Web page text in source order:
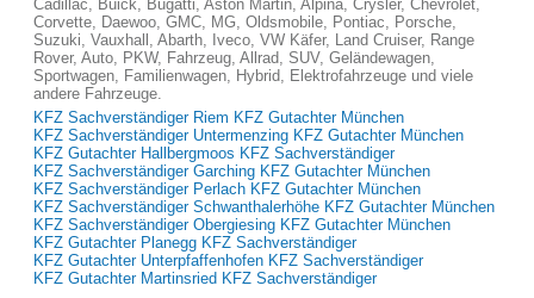
Cadillac, Buick, Bugatti, Aston Martin, Alpina, Crysler, Chevrolet,
Corvette, Daewoo, GMC, MG, Oldsmobile, Pontiac, Porsche,
Suzuki, Vauxhall, Abarth, Iveco, VW Käfer, Land Cruiser, Range
Rover, Auto, PKW, Fahrzeug, Allrad, SUV, Geländewagen,
Sportwagen, Familienwagen, Hybrid, Elektrofahrzeuge und viele
andere Fahrzeuge.
KFZ Sachverständiger Riem KFZ Gutachter München
KFZ Sachverständiger Untermenzing KFZ Gutachter München
KFZ Gutachter Hallbergmoos KFZ Sachverständiger
KFZ Sachverständiger Garching KFZ Gutachter München
KFZ Sachverständiger Perlach KFZ Gutachter München
KFZ Sachverständiger Schwanthalerhöhe KFZ Gutachter München
KFZ Sachverständiger Obergiesing KFZ Gutachter München
KFZ Gutachter Planegg KFZ Sachverständiger
KFZ Gutachter Unterpfaffenhofen KFZ Sachverständiger
KFZ Gutachter Martinsried KFZ Sachverständiger